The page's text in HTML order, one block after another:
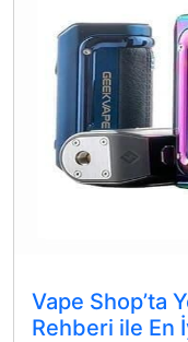
Vape Shop’ta
Rehberi ile En